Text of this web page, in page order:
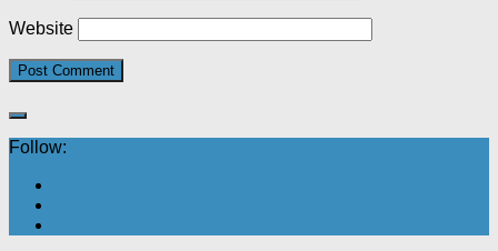
Website
Follow: